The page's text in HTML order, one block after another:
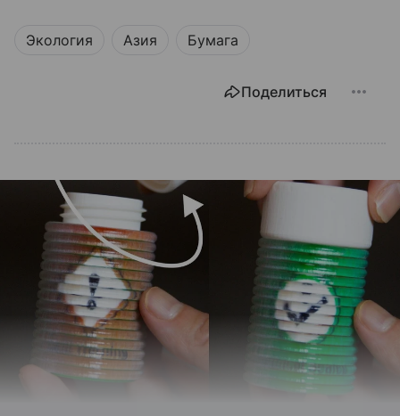
Экология Азия Бумага
Поделиться